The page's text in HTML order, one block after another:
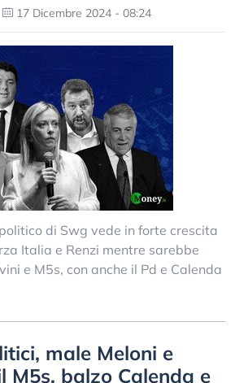
17 Dicembre 2024 - 08:24
di Swg vede in forte crescita
Italia e Renzi mentre sarebbe
e M5s, con anche il Pd e Calenda
male Meloni e
M5s, balzo Calenda e